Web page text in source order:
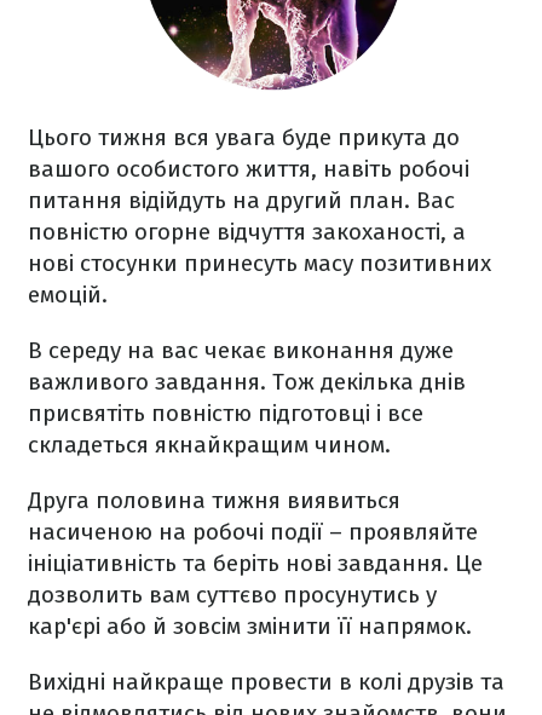
Цього тижня вся увага буде прикута до
вашого особистого життя, навіть робочі
питання відійдуть на другий план. Вас
повністю огорне відчуття закоханості, а
нові стосунки принесуть масу позитивних
емоцій.
В середу на вас чекає виконання дуже
важливого завдання. Тож декілька днів
присвятіть повністю підготовці і все
складеться якнайкращим чином.
Друга половина тижня виявиться
насиченою на робочі події – проявляйте
ініціативність та беріть нові завдання. Це
дозволить вам суттєво просунутись у
кар'єрі або й зовсім змінити її напрямок.
Вихідні найкраще провести в колі друзів та